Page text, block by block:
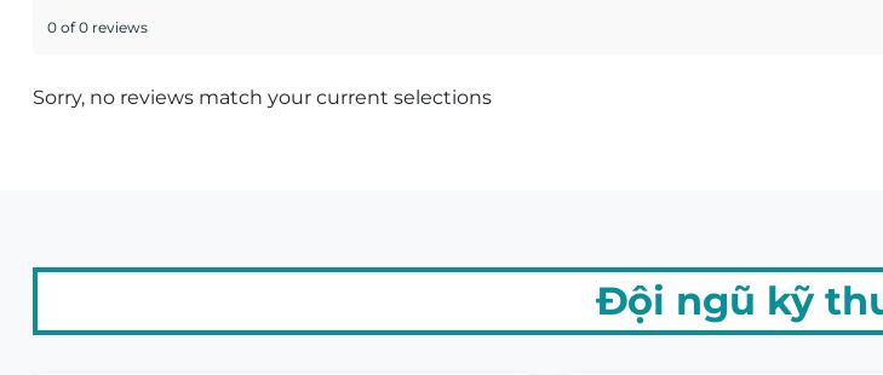
0 of 0 reviews
Sorry, no reviews match your current selections
Đội ngũ kỹ